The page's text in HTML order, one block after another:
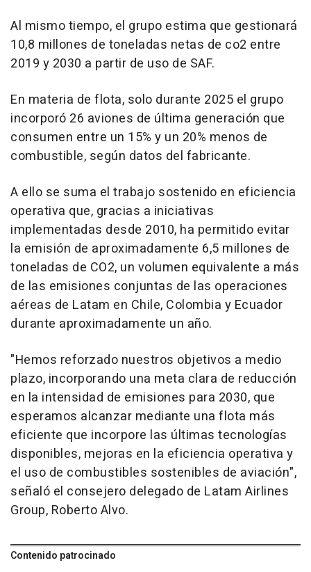
Al mismo tiempo, el grupo estima que gestionará
10,8 millones de toneladas netas de co2 entre
2019 y 2030 a partir de uso de SAF.
En materia de flota, solo durante 2025 el grupo
incorporó 26 aviones de última generación que
consumen entre un 15% y un 20% menos de
combustible, según datos del fabricante.
A ello se suma el trabajo sostenido en eficiencia
operativa que, gracias a iniciativas
implementadas desde 2010, ha permitido evitar
la emisión de aproximadamente 6,5 millones de
toneladas de CO2, un volumen equivalente a más
de las emisiones conjuntas de las operaciones
aéreas de Latam en Chile, Colombia y Ecuador
durante aproximadamente un año.
"Hemos reforzado nuestros objetivos a medio
plazo, incorporando una meta clara de reducción
en la intensidad de emisiones para 2030, que
esperamos alcanzar mediante una flota más
eficiente que incorpore las últimas tecnologías
disponibles, mejoras en la eficiencia operativa y
el uso de combustibles sostenibles de aviación",
señaló el consejero delegado de Latam Airlines
Group, Roberto Alvo.
Contenido patrocinado